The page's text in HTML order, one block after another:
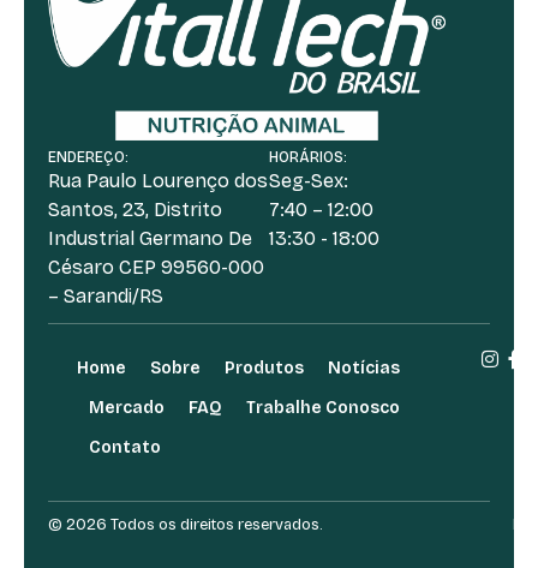
ENDEREÇO:
Rua Paulo Lourenço dos
Santos, 23, Distrito
Industrial Germano De
Césaro CEP 99560-000
– Sarandi/RS
HORÁRIOS:
Seg-Sex:
7:40 – 12:00
13:30 - 18:00
Home Sobre Produtos
Notícias
Mercado
FAQ
Trabalhe Conosco
Contato
© 2026 Todos os direitos reservados.